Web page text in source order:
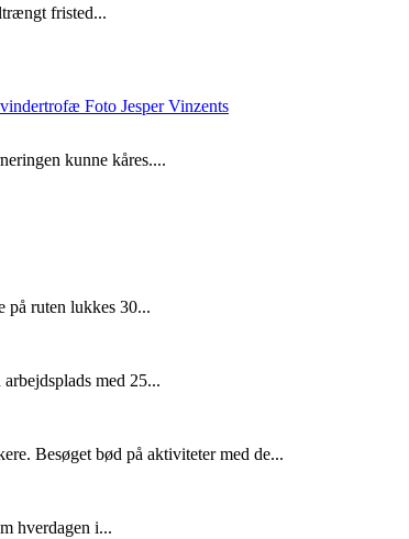
fristed...
kunne kåres....
på ruten lukkes 30...
med 25...
Besøget bød på aktiviteter med de...
hverdagen i...